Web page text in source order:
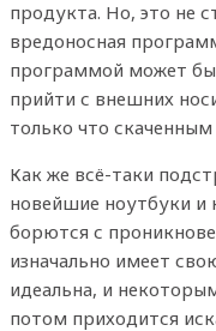
продукта. Но, это не
вредоносная
программой может
прийти с внешних
только что
Как же всё-таки
новейшие ноутбуки
борются с
изначально имеет
идеальна, и
потом приходится